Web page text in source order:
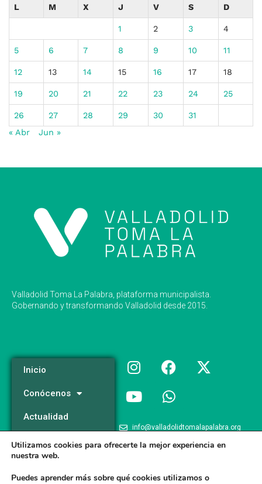
L M X J V S D
1 2 3 4
5 6 7 8 9 10 11
12 13 14 15 16 17 18
19 20 21 22 23 24 25
26 27 28 29 30
31
« Abr
Jun »
Valladolid Toma La Palabra, plataforma municipalista.
Gobernando y transformando Valladolid desde 2015.
Inicio
Conócenos
Actualidad
Programa
info@valladolidtomalapalabra.org
+34 983 426 124
Utilizamos cookies para ofrecerte la mejor experiencia en
nuestra web.
Puedes aprender más sobre qué cookies utilizamos o